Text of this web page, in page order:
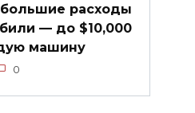
расходы
— до $10,000
машину
0